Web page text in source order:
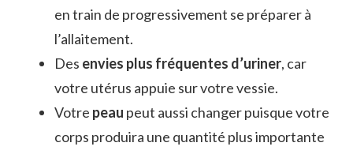
en train de progressivement se préparer à
l’allaitement.
Des envies plus fréquentes d’uriner, car
votre utérus appuie sur votre vessie.
Votre peau peut aussi changer puisque votre
corps produira une quantité plus importante